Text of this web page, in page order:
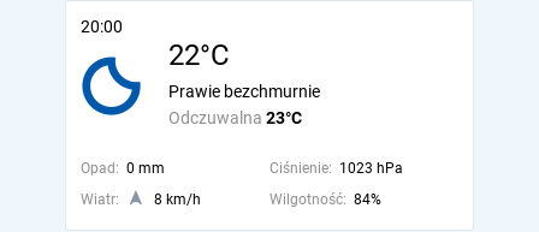
20:00
22°C
Odczuwalna 23°C
Prawie bezchmurnie
Opad: 0 mm Ciśnienie: 1023 hPa
Wiatr:
8 km/h Wilgotność: 84%